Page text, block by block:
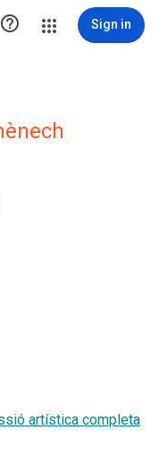
 Sign in
artística completa